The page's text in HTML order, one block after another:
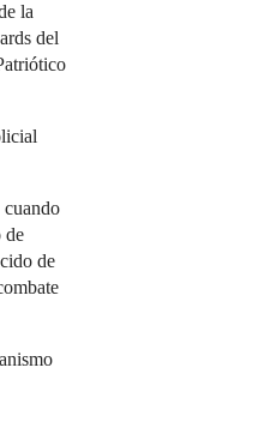
la
del
cuando
de
de